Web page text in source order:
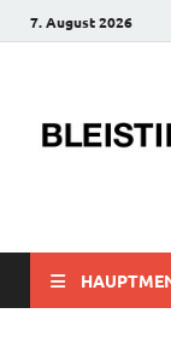
7. August 2026